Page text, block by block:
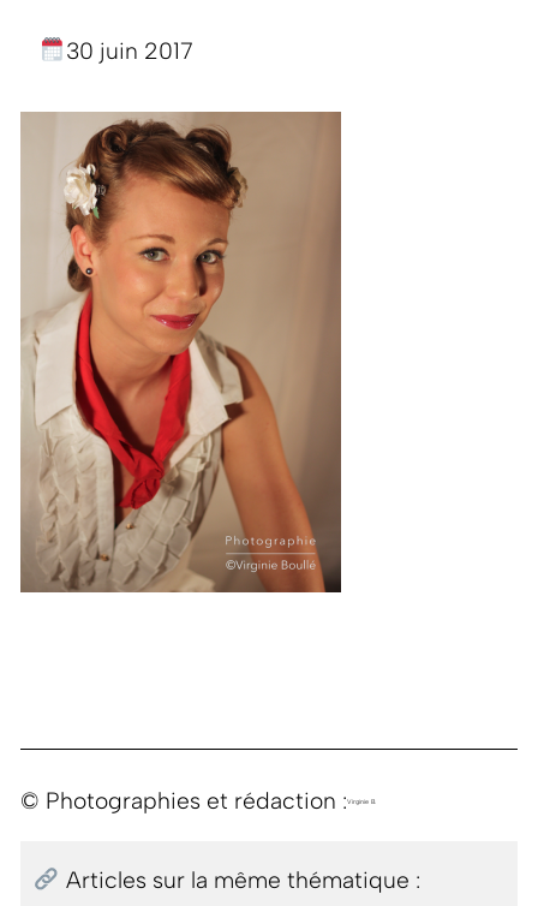
30 juin 2017
© Photographies et rédaction :Virginie B.
Articles sur la même thématique :